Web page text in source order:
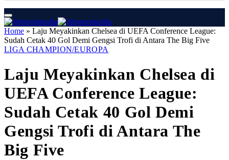
Home » Laju Meyakinkan Chelsea di UEFA Conference League:
Sudah Cetak 40 Gol Demi Gengsi Trofi di Antara The Big Five
LIGA CHAMPION/EUROPA
Laju Meyakinkan Chelsea di
UEFA Conference League:
Sudah Cetak 40 Gol Demi
Gengsi Trofi di Antara The
Big Five